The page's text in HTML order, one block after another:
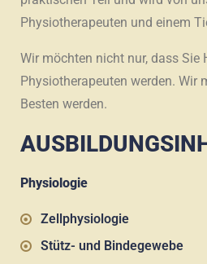
Physiotherapeuten und einem
Wir möchten nicht nur, dass Sie
Physiotherapeuten werden. Wir
Besten werden.
Physiologie
Zellphysiologie
Stütz- und Bindegewebe